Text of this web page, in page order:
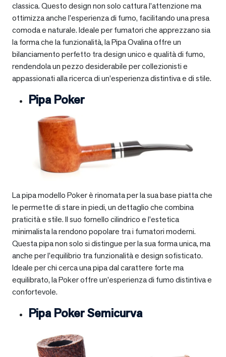
classica. Questo design non solo cattura l’attenzione ma
ottimizza anche l’esperienza di fumo, facilitando una presa
comoda e naturale. Ideale per fumatori che apprezzano sia
la forma che la funzionalità, la Pipa Ovalina offre un
bilanciamento perfetto tra design unico e qualità di fumo,
rendendola un pezzo desiderabile per collezionisti e
appassionati alla ricerca di un’esperienza distintiva e di stile.
Pipa Poker
La pipa modello Poker è rinomata per la sua base piatta che
le permette di stare in piedi, un dettaglio che combina
praticità e stile. Il suo fornello cilindrico e l’estetica
minimalista la rendono popolare tra i fumatori moderni.
Questa pipa non solo si distingue per la sua forma unica, ma
anche per l’equilibrio tra funzionalità e design sofisticato.
Ideale per chi cerca una pipa dal carattere forte ma
equilibrato, la Poker offre un’esperienza di fumo distintiva e
confortevole.
Pipa Poker Semicurva